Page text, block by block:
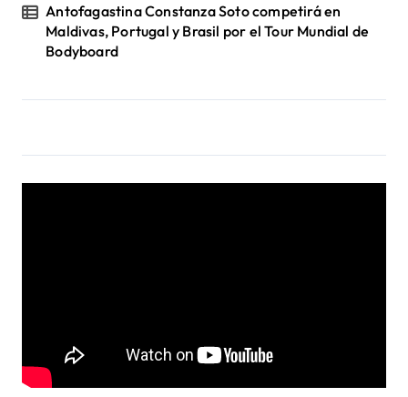
Antofagastina Constanza Soto competirá en
Maldivas, Portugal y Brasil por el Tour Mundial de
Bodyboard